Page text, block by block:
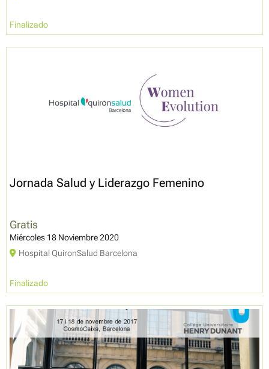
Finalizado
Jornada Salud y Liderazgo Femenino
Gratis
Miércoles 18 Noviembre 2020
Hospital QuironSalud Barcelona
Finalizado